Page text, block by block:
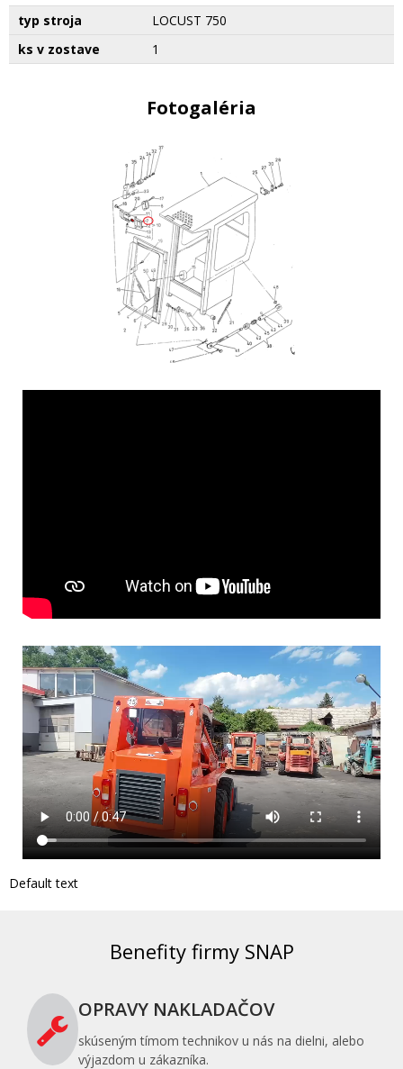
typ stroja
LOCUST 750
ks v zostave
1
Fotogaléria
Default text
Benefity firmy SNAP
OPRAVY NAKLADAČOV
skúseným tímom technikov u nás na dielni, alebo
výjazdom u zákazníka.